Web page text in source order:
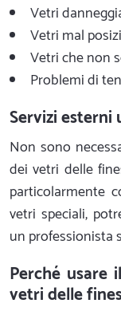
Vetri
Vetri mal
Vetri che non
Problemi di
Servizi esterni
Non sono
dei vetri delle
particolarmente
vetri speciali,
un professionista
Perché usare
vetri delle